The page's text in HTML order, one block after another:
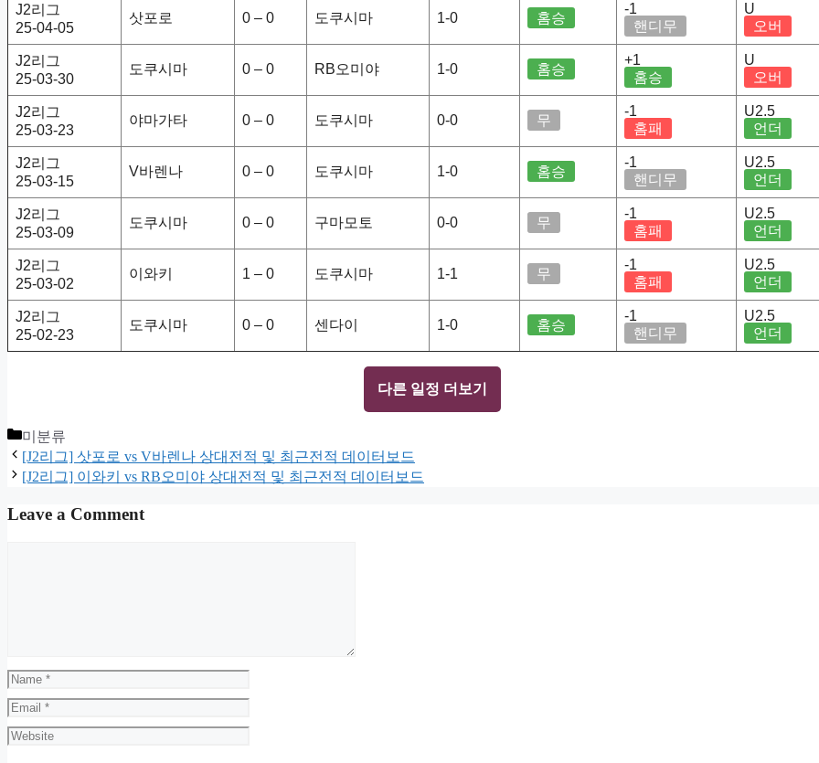
J2리그
25-04-05
삿포로 0 – 0 도쿠시마 1-0 홈승
-1
핸디무
U
오버
J2리그
25-03-30
도쿠시마 0 – 0 RB오미야 1-0 홈승
+1
홈승
U
오버
J2리그
25-03-23
야마가타 0 – 0 도쿠시마 0-0 무
-1
홈패
U2.5
언더
J2리그
25-03-15
V바렌나 0 – 0 도쿠시마 1-0 홈승
-1
핸디무
U2.5
언더
J2리그
25-03-09
도쿠시마 0 – 0 구마모토 0-0 무
-1
홈패
U2.5
언더
J2리그
25-03-02
이와키 1 – 0 도쿠시마 1-1 무
-1
홈패
U2.5
언더
J2리그
25-02-23
도쿠시마 0 – 0 센다이 1-0 홈승
-1
핸디무
U2.5
언더
다른 일정 더보기
Categories
미분류
[J2리그] 삿포로 vs V바렌나 상대전적 및 최근전적 데이터보드
[J2리그] 이와키 vs RB오미야 상대전적 및 최근전적 데이터보드
Leave a Comment
Name
Email
Website